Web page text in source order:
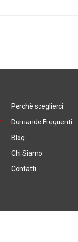
Perchè sceglierci
Domande Frequenti
Blog
Chi Siamo
Contatti